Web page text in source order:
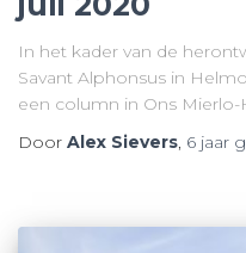
In het kader van de
Savant Alphonsus in
een column in Ons Mierlo-
Door Alex Sievers, 6 jaar